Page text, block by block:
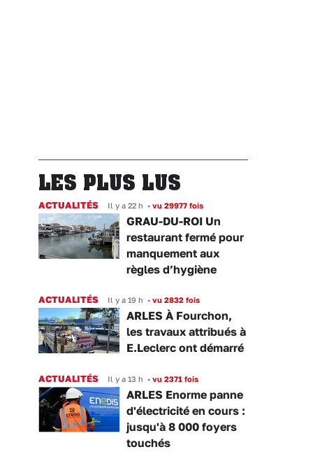
LES PLUS LUS
ACTUALITÉS Il y a 22 h • vu 29977 fois
GRAU-DU-ROI Un
restaurant fermé pour
manquement aux
règles d’hygiène
ACTUALITÉS Il y a 19 h • vu 2832 fois
ARLES À Fourchon,
les travaux attribués à
E.Leclerc ont démarré
ACTUALITÉS Il y a 13 h • vu 2371 fois
ARLES Enorme panne
d'électricité en cours :
jusqu'à 8 000 foyers
touchés